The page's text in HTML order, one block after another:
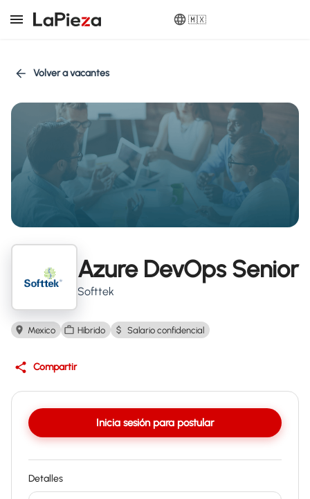
🇲🇽
Volver a vacantes
Azure DevOps Senior
Softtek
Mexico Híbrido Salario confidencial
Compartir
Inicia sesión para postular
Detalles